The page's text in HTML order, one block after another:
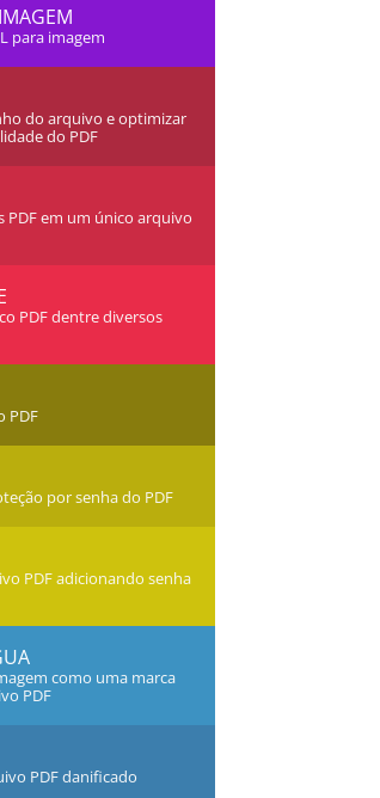
para imagem
do arquivo e optimizar
do PDF
PDF em um único arquivo
PDF dentre diversos
PDF
por senha do PDF
PDF adicionando senha
como uma marca
PDF
PDF danificado